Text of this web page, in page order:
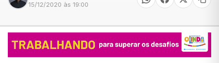
15/12/2020 às 19:00